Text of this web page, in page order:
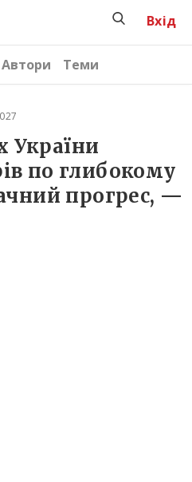
Автори Теми
Вхід
України
по глибокому
прогрес, —